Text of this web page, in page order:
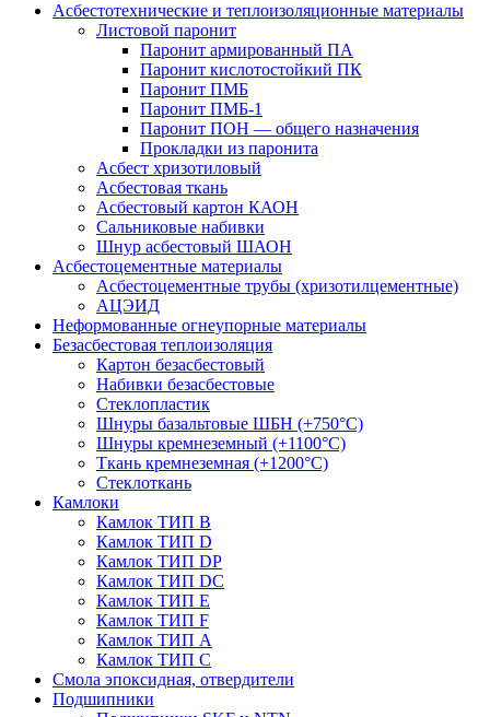
Асбестотехнические и теплоизоляционные материалы
Листовой паронит
Паронит армированный ПА
Паронит кислотостойкий ПК
Паронит ПМБ
Паронит ПМБ-1
Паронит ПОН — общего назначения
Прокладки из паронита
Асбест хризотиловый
Асбестовая ткань
Асбестовый картон КАОН
Сальниковые набивки
Шнур асбестовый ШАОН
Асбестоцементные материалы
Асбестоцементные трубы (хризотилцементные)
АЦЭИД
Неформованные огнеупорные материалы
Безасбестовая теплоизоляция
Картон безасбестовый
Набивки безасбестовые
Стеклопластик
Шнуры базальтовые ШБН (+750°С)
Шнуры кремнеземный (+1100°С)
Ткань кремнеземная (+1200°С)
Стеклоткань
Камлоки
Камлок ТИП B
Камлок ТИП D
Камлок ТИП DP
Камлок ТИП DС
Камлок ТИП E
Камлок ТИП F
Камлок ТИП А
Камлок ТИП С
Смола эпоксидная, отвердители
Подшипники